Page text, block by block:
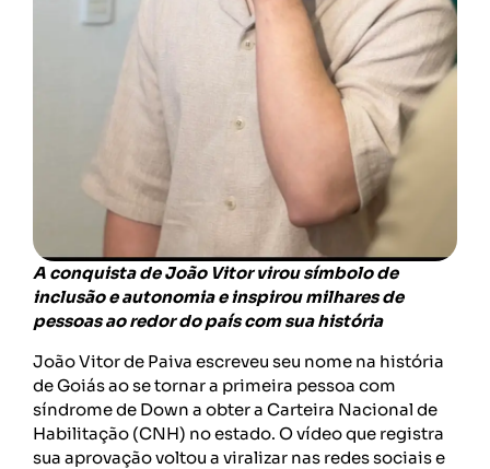
A conquista de João Vitor virou símbolo de
inclusão e autonomia e inspirou milhares de
pessoas ao redor do país com sua história
João Vitor de Paiva escreveu seu nome na história
de Goiás ao se tornar a primeira pessoa com
síndrome de Down a obter a Carteira Nacional de
Habilitação (CNH) no estado. O vídeo que registra
sua aprovação voltou a viralizar nas redes sociais e